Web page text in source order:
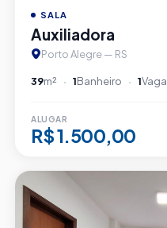
SALA
Auxiliadora
Porto Alegre — RS
39m² 1Banheiro 1Vaga
ALUGAR
R$ 1.500,00